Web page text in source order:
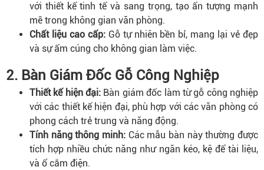
với thiết kế tinh tế và sang trọng, tạo ấn tượng mạnh
mẽ trong không gian văn phòng.
Chất liệu cao cấp:Gỗ tự nhiên bền bỉ, mang lại vẻ đẹp
và sự ấm cúng cho không gian làm việc.
2. Bàn Giám Đốc Gỗ Công Nghiệp
Thiết kế hiện đại: Bàn giám đốc làm từ gỗ công nghiệp
với các thiết kế hiện đại, phù hợp với các văn phòng có
phong cách trẻ trung và năng động.
Tính năng thông minh: Các mẫu bàn này thường được
tích hợp nhiều chức năng như ngăn kéo, kệ để tài liệu,
và ổ cắm điện.